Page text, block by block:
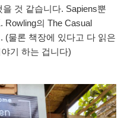
것 같습니다. Sapiens뿐
Rowling의 The Casual
(물론 책장에 있다고 다 읽은
기 하는 겁니다)